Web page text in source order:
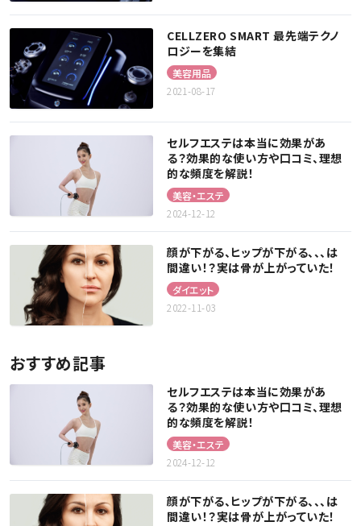
CELLZERO SMART 最先端テクノ
ロジーを集結
美容用品
2021-08-17
セルフエステは本当に効果があ
る？効果的な使い方や口コミ、理想
的な頻度を解説！
美容・エステ
2024-12-12
顔が下がる、ヒップが下がる、、、は
間違い！？実は骨が上がっていた！
ダイエット
2022-11-03
おすすめ記事
セルフエステは本当に効果があ
る？効果的な使い方や口コミ、理想
的な頻度を解説！
美容・エステ
2024-12-12
顔が下がる、ヒップが下がる、、、は
間違い！？実は骨が上がっていた！